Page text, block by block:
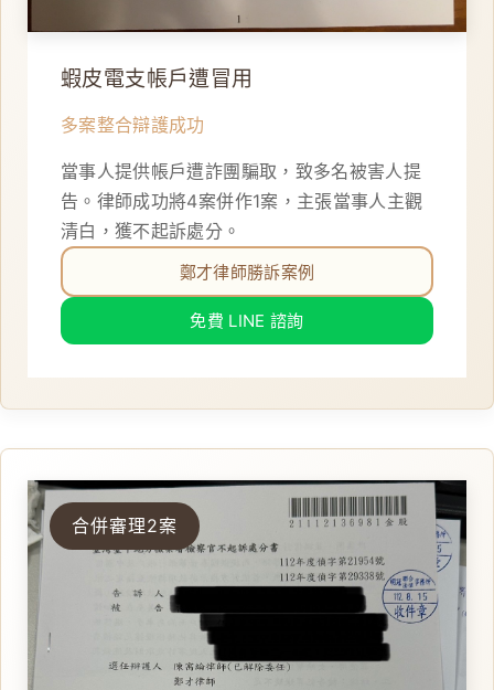
蝦皮電支帳戶遭冒用
多案整合辯護成功
當事人提供帳戶遭詐團騙取，致多名被害人提
告。律師成功將4案併作1案，主張當事人主觀
清白，獲不起訴處分。
鄭才律師勝訴案例
免費 LINE 諮詢
合併審理2案